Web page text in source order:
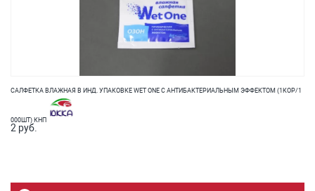
САЛФЕТКА ВЛАЖНАЯ В ИНД. УПАКОВКЕ WET ONE С АНТИБАКТЕРИАЛЬНЫМ ЭФФЕКТОМ (1КОР/1
000ШТ) КНП
2 руб.